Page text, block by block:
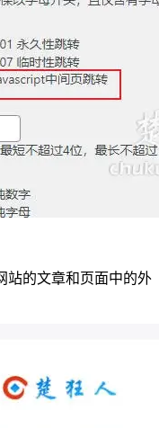
站的文章和页面中的外